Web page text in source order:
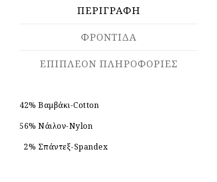
ΠΕΡΙΓΡΑΦΉ
ΦΡΟΝΤΙΔΑ
ΕΠΙΠΛΈΟΝ ΠΛΗΡΟΦΟΡΊΕΣ
42% Βαμβάκι-Cotton
56% Νάιλον-Nylon
2% Σπάντεξ-Spandex